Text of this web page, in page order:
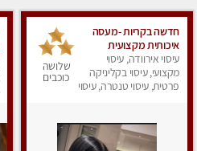
חדשה בקריות -מעסה
איכותית מקצועית
ומפנקת.פרטי !!!
עיסוי אירוודה, עיסוי
מקצועי, עיסוי בקליניקה
פרטית, עיסוי טנטרה, עיסוי
שלושה
כוכבים